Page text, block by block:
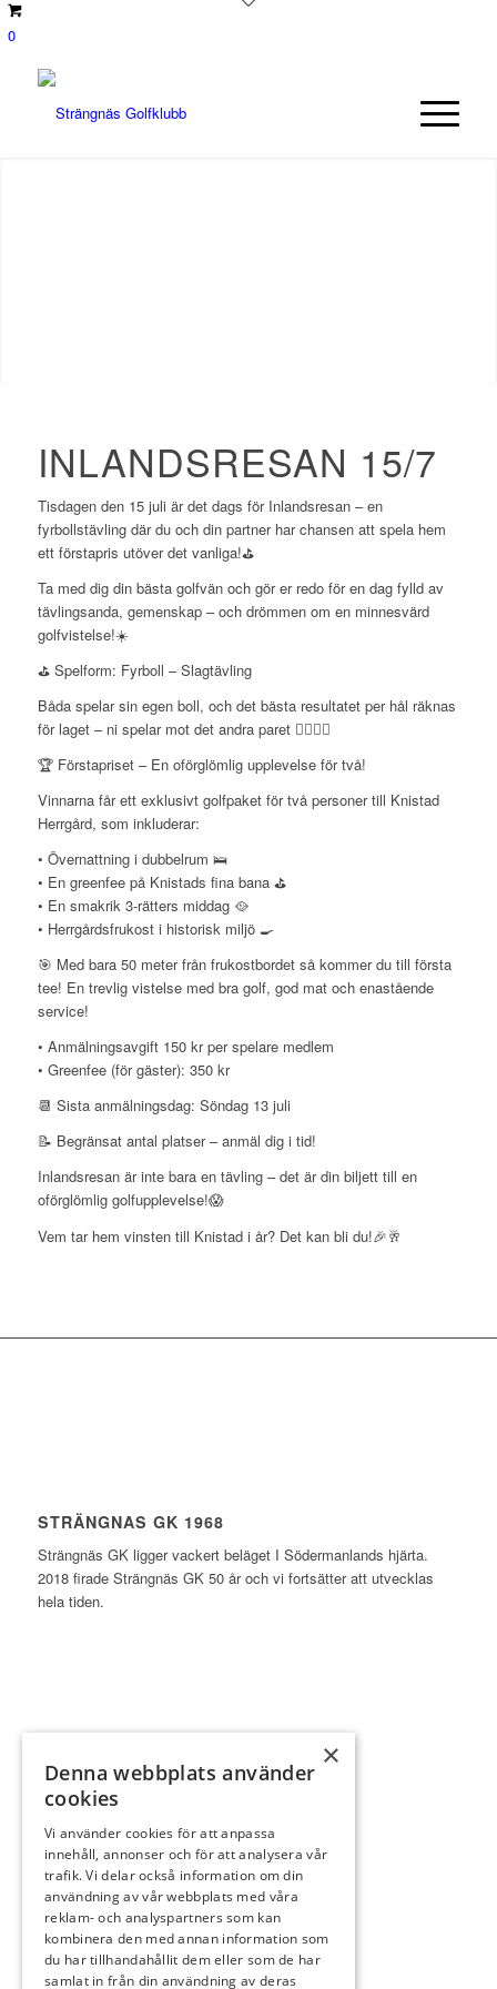
0
INLANDSRESAN 15/7
Tisdagen den 15 juli är det dags för Inlandsresan – en
fyrbollstävling där du och din partner har chansen att spela hem
ett förstapris utöver det vanliga!⛳️
Ta med dig din bästa golfvän och gör er redo för en dag fylld av
tävlingsanda, gemenskap – och drömmen om en minnesvärd
golfvistelse!☀️
⛳️ Spelform: Fyrboll – Slagtävling
Båda spelar sin egen boll, och det bästa resultatet per hål räknas
för laget – ni spelar mot det andra paret 🏌️‍♀️🏌️‍♂️
🏆 Förstapriset – En oförglömlig upplevelse för två!
Vinnarna får ett exklusivt golfpaket för två personer till Knistad
Herrgård, som inkluderar:
• Övernattning i dubbelrum 🛌
• En greenfee på Knistads fina bana ⛳️
• En smakrik 3-rätters middag 🥘
• Herrgårdsfrukost i historisk miljö 🍳
🎯 Med bara 50 meter från frukostbordet så kommer du till första
tee! En trevlig vistelse med bra golf, god mat och enastående
service!
• Anmälningsavgift 150 kr per spelare medlem
• Greenfee (för gäster): 350 kr
📆 Sista anmälningsdag: Söndag 13 juli
📝 Begränsat antal platser – anmäl dig i tid!
Inlandsresan är inte bara en tävling – det är din biljett till en
oförglömlig golfupplevelse!😱
Vem tar hem vinsten till Knistad i år? Det kan bli du!🎉🥂
STRÄNGNAS GK 1968
Strängnäs GK ligger vackert beläget I Södermanlands hjärta.
2018 firade Strängnäs GK 50 år och vi fortsätter att utvecklas
hela tiden.
INFORMATION
Bli partner
Klubben
Bli medlem
Kontakta oss
Slope
Spela golf
Hem
×
Denna webbplats använder
cookies
Vi använder cookies för att anpassa
innehåll, annonser och för att analysera vår
trafik. Vi delar också information om din
användning av vår webbplats med våra
reklam- och analyspartners som kan
kombinera den med annan information som
du har tillhandahållit dem eller som de har
samlat in från din användning av deras